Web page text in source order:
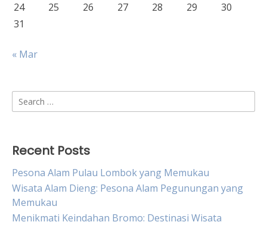
24
25 26 27 28 29
30
31
« Mar
Search
for:
Recent Posts
Pesona Alam Pulau Lombok yang Memukau
Wisata Alam Dieng: Pesona Alam Pegunungan yang
Memukau
Menikmati Keindahan Bromo: Destinasi Wisata